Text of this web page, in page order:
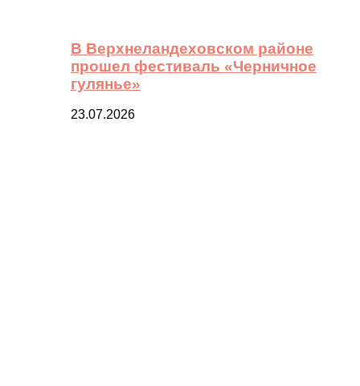
В Верхнеландеховском районе
прошел фестиваль «Черничное
гулянье»
23.07.2026